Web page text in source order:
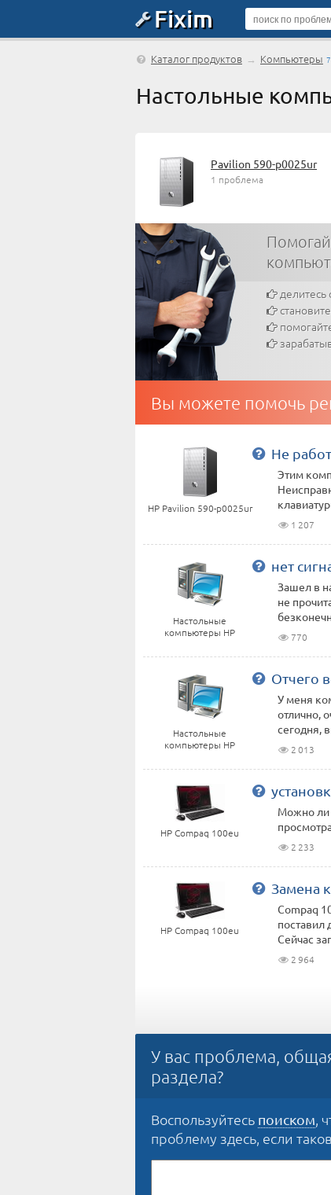
Fixim
Каталог продуктов → Компьютеры
Настольные
Pavilion 590-p0025ur
1 проблема
Вы можете помочь
HP Pavilion 590-p0025ur
Не
Этим
1 207
Настольные
компьютеры HP
нет
Зашел в
не
770
Настольные
компьютеры HP
Отчего
У меня
отлично,
сегодня,
2 013
HP Compaq 100eu
Можно ли
2 233
HP Compaq 100eu
Замена
Compaq
поставил
Сейчас
2 964
У вас проблема,
раздела?
Воспользуйтесь поиском,
проблему здесь, если